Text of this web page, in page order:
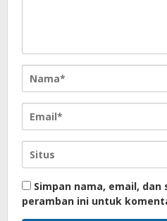
Simpan nama, email,
peramban ini untuk